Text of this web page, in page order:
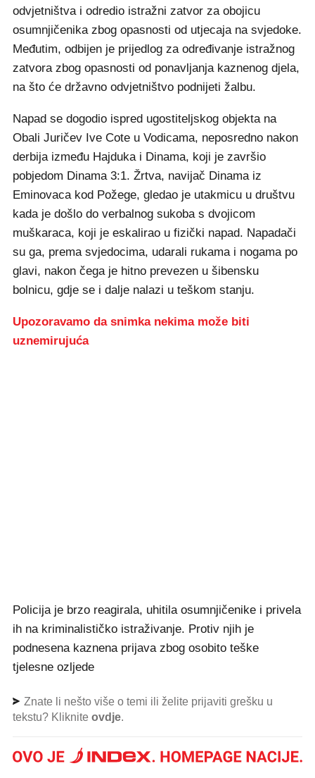
odvjetništva i odredio istražni zatvor za obojicu
osumnjičenika zbog opasnosti od utjecaja na svjedoke.
Međutim, odbijen je prijedlog za određivanje istražnog
zatvora zbog opasnosti od ponavljanja kaznenog djela,
na što će državno odvjetništvo podnijeti žalbu.
Napad se dogodio ispred ugostiteljskog objekta na
Obali Juričev Ive Cote u Vodicama, neposredno nakon
derbija između Hajduka i Dinama, koji je završio
pobjedom Dinama 3:1. Žrtva, navijač Dinama iz
Eminovaca kod Požege, gledao je utakmicu u društvu
kada je došlo do verbalnog sukoba s dvojicom
muškaraca, koji je eskalirao u fizički napad. Napadači
su ga, prema svjedocima, udarali rukama i nogama po
glavi, nakon čega je hitno prevezen u šibensku
bolnicu, gdje se i dalje nalazi u teškom stanju.
Upozoravamo da snimka nekima može biti
uznemirujuća
Policija je brzo reagirala, uhitila osumnjičenike i privela
ih na kriminalističko istraživanje. Protiv njih je
podnesena kaznena prijava zbog osobito teške
tjelesne ozljede
Znate li nešto više o temi ili želite prijaviti grešku u
tekstu? Kliknite ovdje.